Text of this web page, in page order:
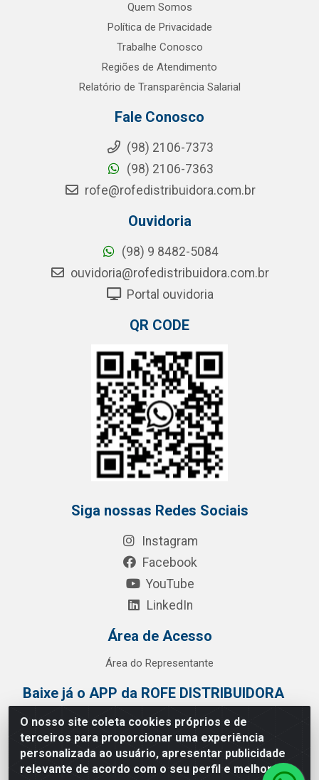
O nosso site coleta cookies próprios e de
terceiros para proporcionar uma experiência
personalizada ao usuário, apresentar publicidade
relevante de acordo com o seu perfil e melhorar a
Quem Somos
Política de Privacidade
Trabalhe Conosco
Regiões de Atendimento
Relatório de Transparência Salarial
Fale Conosco
(98) 2106-7373
(98) 2106-7363
rofe@rofedistribuidora.com.br
Ouvidoria
(98) 9 8482-5084
ouvidoria@rofedistribuidora.com.br
Portal ouvidoria
QR CODE
Siga nossas Redes Sociais
Instagram
Facebook
YouTube
LinkedIn
Área de Acesso
Área do Representante
Baixe já o APP da ROFE DISTRIBUIDORA